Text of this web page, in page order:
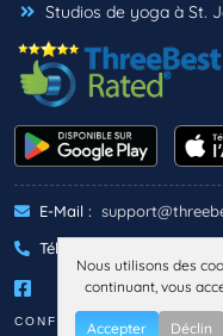
Studios de yoga à St.
E-Mail :
Téléphone :
CONFIDENTIALITÉ
Nous utilisons des
continuant, vous
Accepter Déclin